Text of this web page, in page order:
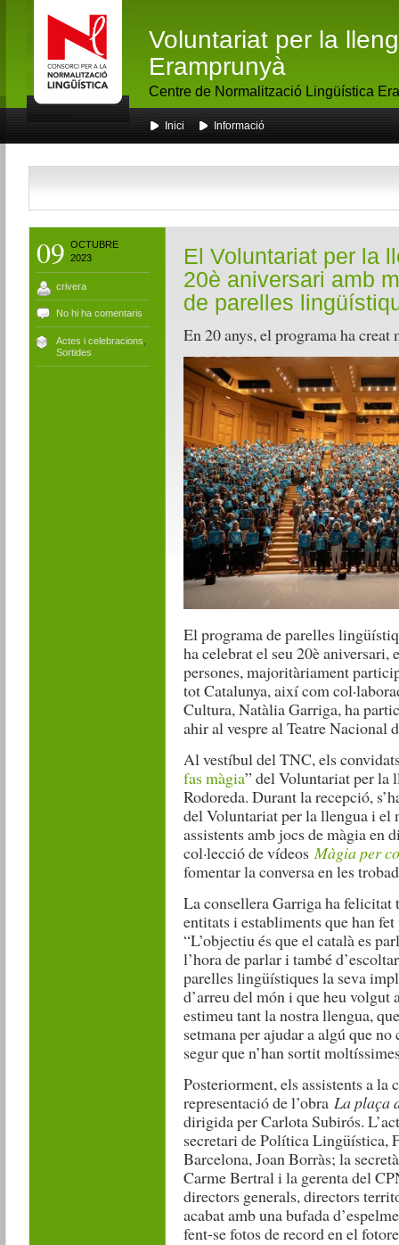
Voluntariat per la
Eramprunyà
Centre de Normalització Lingüística
Inici Informació
09 OCTUBRE
2023
crivera
No hi ha comentaris
Actes i celebracions
Sortides
El Voluntariat per la
20è aniversari amb
de parelles
En 20 anys, el programa ha
El programa de parelles
ha celebrat el seu 20è aniversari,
persones, majoritàriament
tot Catalunya, així com
Cultura, Natàlia Garriga, ha
ahir al vespre al Teatre Nacional
Al vestíbul del TNC, els
fas màgia” del Voluntariat per la
Rodoreda. Durant la recepció,
del Voluntariat per la llengua i el
assistents amb jocs de màgia en
col·lecció de vídeosMàgia per
fomentar la conversa en les
La consellera Garriga ha
entitats i establiments que han
“L’objectiu és que el català es
l’hora de parlar i també
parelles lingüístiques la seva
d’arreu del món i que heu volgut
estimeu tant la nostra llengua,
setmana per ajudar a algú que
segur que n’han sortit
Posteriorment, els assistents a la
representació de l’obra La plaça
dirigida per Carlota Subirós.
secretari de Política Lingüística,
Barcelona, Joan Borràs; la
Carme Bertral i la gerenta del
directors generals, directors
acabat amb una bufada
fent-se fotos de record en el